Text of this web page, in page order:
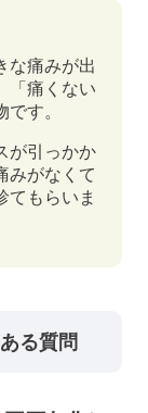
な痛みが出
「痛くない
す。
が引っかか
みがなくて
てもらいま
る質問